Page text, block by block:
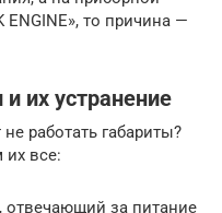
ENGINE», то причина —
их устранение
работать габариты?
их все:
отвечающий за питание